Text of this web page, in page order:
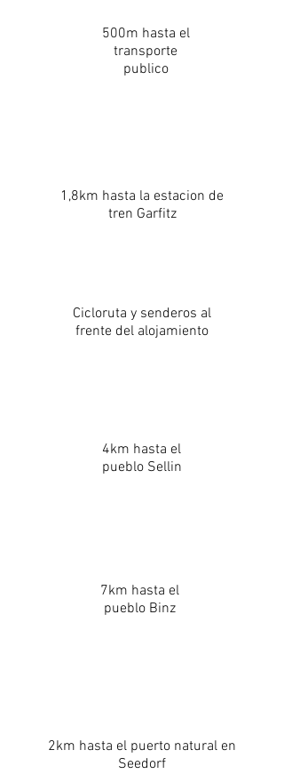
500m hasta el
transporte
publico
1,8km hasta la estacion de
tren Garfitz
Cicloruta y senderos al
frente del alojamiento
4km hasta el
pueblo Sellin
7km hasta el
pueblo Binz
2km hasta el puerto natural en
Seedorf